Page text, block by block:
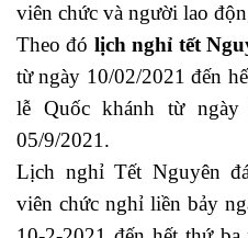
viên chức và người lao
Theo đó lịch nghỉ tết
từ ngày 10/02/2021 đến
lễ Quốc khánh từ ngày
05/9/2021.
Lịch nghỉ Tết Nguyên
viên chức nghỉ liền bảy